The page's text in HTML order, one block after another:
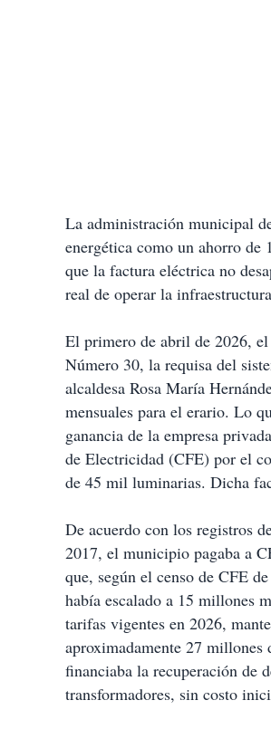
La administración municipal
energética como un ahorro de
que la factura eléctrica no
real de operar la
El primero de abril de 2026,
Número 30, la requisa del
alcaldesa Rosa María
mensuales para el erario. Lo
ganancia de la empresa
de Electricidad (CFE) por el
de 45 mil luminarias. Dicha
De acuerdo con los registros
2017, el municipio pagaba a
que, según el censo de CFE
había escalado a 15 millones
tarifas vigentes en 2026,
aproximadamente 27 millones
financiaba la recuperación de
transformadores, sin costo